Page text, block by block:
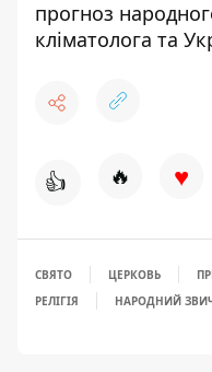
прогноз
кліматолога та
👍 🔥 ♥
СВЯТО ЦЕРКОВЬ
РЕЛІГІЯ
НАРОДНИЙ